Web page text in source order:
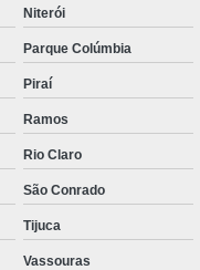
Niterói
Parque Colúmbia
Piraí
Ramos
Rio Claro
São Conrado
Tijuca
Vassouras